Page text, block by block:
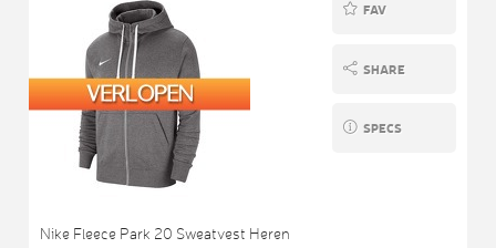
FAV
SHARE
SPECS
Nike Fleece Park 20 Sweatvest Heren